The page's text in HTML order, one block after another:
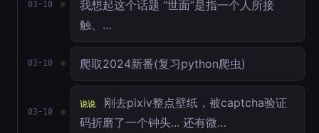
03-10
我想起这个话题 “世面”是指一个人所接
触、…
03-10 爬取2024新番(复习python爬虫)
03-10
说说
刚去pixiv整点壁纸，被captcha验证
码折磨了一个钟头... 还有微…